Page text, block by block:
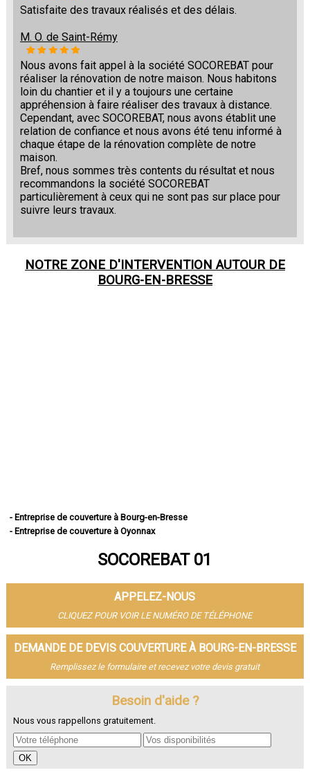
Satisfaite des travaux réalisés et des délais.
M. O. de Saint-Rémy
Nous avons fait appel à la société SOCOREBAT pour
réaliser la rénovation de notre maison. Nous habitons
loin du chantier et il y a toujours une certaine
appréhension à faire réaliser des travaux à distance.
Cependant, avec SOCOREBAT, nous avons établit une
relation de confiance et nous avons été tenu informé à
chaque étape de la rénovation complète de notre
maison.
Bref, nous sommes très contents du résultat et nous
recommandons la société SOCOREBAT
particulièrement à ceux qui ne sont pas sur place pour
suivre leurs travaux.
NOTRE ZONE D'INTERVENTION AUTOUR DE
BOURG-EN-BRESSE
- Entreprise de couverture à Bourg-en-Bresse
- Entreprise de couverture à Oyonnax
- Entreprise de couverture à Bellegarde-sur-Valserine
- Entreprise de couverture à Miribel
- Entreprise de couverture à Belley
- Entreprise de couverture à Saint-Genis-Pouilly
- Entreprise de couverture à Divonne-les-Bains
- Entreprise de couverture à Ferney-Voltaire
- Entreprise de couverture à Meximieux
- Entreprise de couverture à Montluel
- Entreprise de couverture à Lagnieu
- Entreprise de couverture à Jassans-Riottier
- Entreprise de couverture à Viriat
- Entreprise de couverture à Prévessin-Moëns
- Entreprise de couverture à Saint-Denis-lès-Bourg
SOCOREBAT 01
APPELEZ-NOUS
CLIQUEZ POUR VOIR LE NUMÉRO DE TÉLÉPHONE
DEMANDE DE DEVIS COUVERTURE À BOURG-EN-BRESSE
Remplissez le formulaire et recevez votre devis gratuit
Besoin d'aide ?
Nous vous rappellons gratuitement.